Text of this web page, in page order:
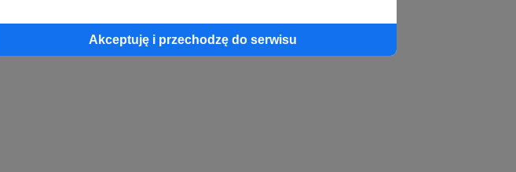
Akceptuję i przechodzę do serwisu